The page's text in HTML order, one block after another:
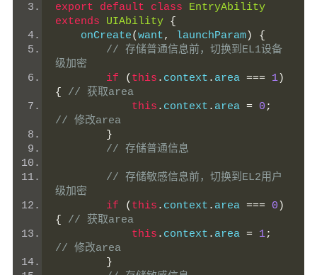
export default class
EntryAbility
extends
UIAbility {
    onCreate
(want, launchParam)
{
// 存储普通信息前，切换到EL1设备
级加密
if
( this . context . area === 1)
{
// 获取area
this . context . area = 0 ;
// 修改area
}
// 存储普通信息
// 存储敏感信息前，切换到EL2用户
级加密
if
( this . context . area === 0 )
{
// 获取area
this . context . area = 1;
// 修改area
}